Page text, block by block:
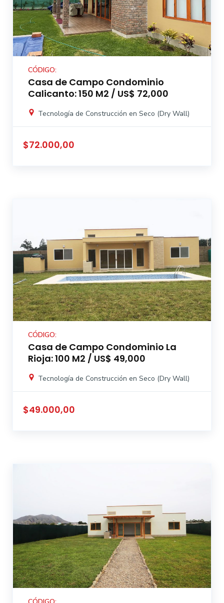
CÓDIGO:
Casa de Campo Condominio
Calicanto: 150 M2 / US$ 72,000
Tecnología de Construcción en Seco (Dry Wall)
$72.000,00
CÓDIGO:
Casa de Campo Condominio La
Rioja: 100 M2 / US$ 49,000
Tecnología de Construcción en Seco (Dry Wall)
$49.000,00